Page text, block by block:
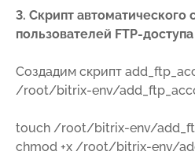
3. Скрипт автоматического
пользователей FTP-доступа
Создадим скрипт
/root/bitrix-env/
touch /root/bitrix-env/
chmod +x /root/bitrix-env/